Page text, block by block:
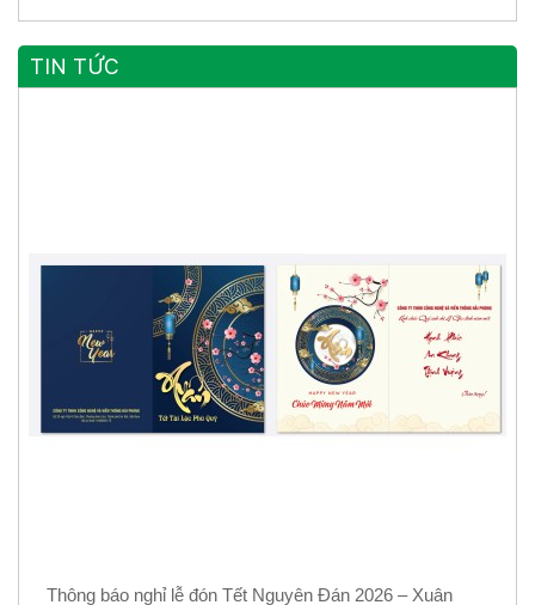
TIN TỨC
Thông báo nghỉ lễ đón Tết Nguyên Đán 2026 – Xuân